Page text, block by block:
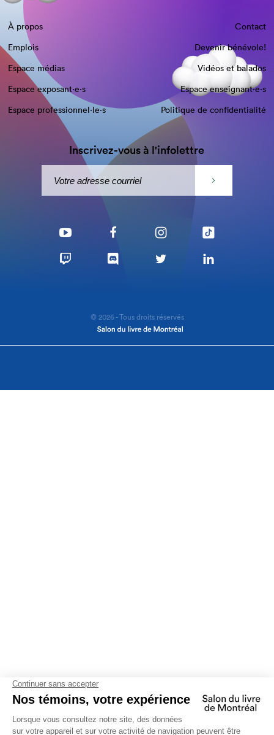
À propos
Contact
Emplois
Devenir bénévole!
Espace médias
Vidéos et balados
Espace exposant·e⋅s
Espace enseignant·e⋅s
Espace professionnel·le⋅s
Politique de confidentialité
Inscrivez-vous à l'infolettre
© 2026 - Tous droits réservés